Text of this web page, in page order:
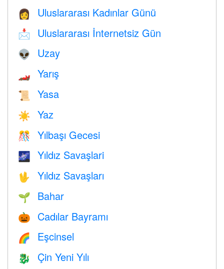
👩 Uluslararası Kadınlar Günü
📩 Uluslararası İnternetsiz Gün
👽 Uzay
🏎 Yarış
📜 Yasa
☀️ Yaz
🎊 Yılbaşı Gecesi
🌌 Yıldız Savaşlari
🖖 Yıldız Savaşları
🌱 Bahar
🎃 Cadılar Bayramı
🌈 Eşcinsel
🐉 Çin Yeni Yılı